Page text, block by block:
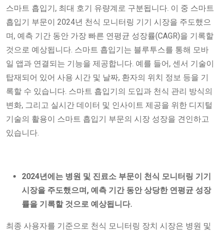
스마트 흡입기, 최대 호기 유량계로 구분됩니다. 이 중 스마트
흡입기 부문이 2024년 천식 모니터링 기기 시장을 주도했으
며, 예측 기간 동안 가장 빠른 연평균 성장률(CAGR)을 기록할
것으로 예상됩니다. 스마트 흡입기는 블루투스를 통해 모바
일 앱과 연결되는 기능을 제공합니다. 예를 들어, 센서 기술이
탑재되어 있어 사용 시간 및 날짜, 환자의 위치 정보 등을 기
록할 수 있습니다. 스마트 흡입기의 도입과 천식 관리 방식의
변화, 그리고 실시간 데이터 및 인사이트 제공을 위한 디지털
기술의 활용이 스마트 흡입기 부문의 시장 성장을 견인하고
있습니다.
2024년에는 병원 및 진료소 부문이 천식 모니터링 기기
시장을 주도했으며, 예측 기간 동안 상당한 연평균 성장
률을 기록할 것으로 예상됩니다.
최종 사용자를 기준으로 천식 모니터링 장치 시장은 병원 및